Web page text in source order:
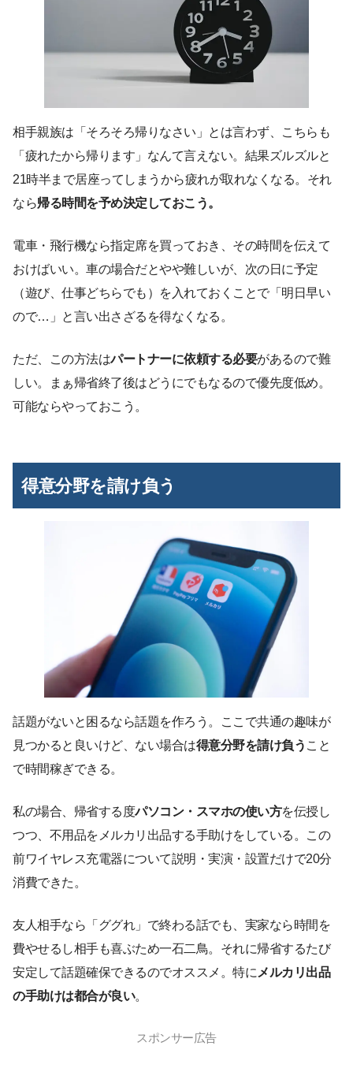
相手親族は「そろそろ帰りなさい」とは言わず、こちらも
「疲れたから帰ります」なんて言えない。結果ズルズルと
21時半まで居座ってしまうから疲れが取れなくなる。それ
なら帰る時間を予め決定しておこう。
電車・飛行機なら指定席を買っておき、その時間を伝えて
おけばいい。車の場合だとやや難しいが、次の日に予定
（遊び、仕事どちらでも）を入れておくことで「明日早い
ので…」と言い出さざるを得なくなる。
ただ、この方法はパートナーに依頼する必要があるので難
しい。まぁ帰省終了後はどうにでもなるので優先度低め。
可能ならやっておこう。
得意分野を請け負う
話題がないと困るなら話題を作ろう。ここで共通の趣味が
見つかると良いけど、ない場合は得意分野を請け負う こと
で時間稼ぎできる。
私の場合、帰省する度パソコン・スマホの使い方を伝授し
つつ、不用品をメルカリ出品する手助けをしている。この
前ワイヤレス充電器について説明・実演・設置だけで20分
消費できた。
友人相手なら「ググれ」で終わる話でも、実家なら時間を
費やせるし相手も喜ぶため一石二鳥。それに帰省するたび
安定して話題確保できるのでオススメ。特に メルカリ出品
の手助けは都合が良い。
スポンサー広告